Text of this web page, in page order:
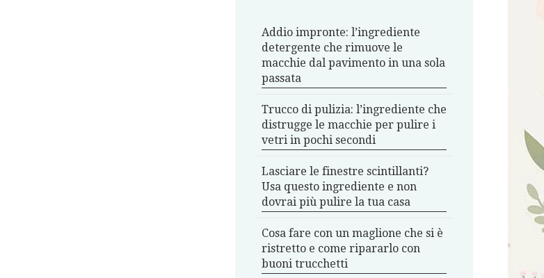
Addio impronte: l’ingrediente
detergente che rimuove le
macchie dal pavimento in una sola
passata
Trucco di pulizia: l’ingrediente che
distrugge le macchie per pulire i
vetri in pochi secondi
Lasciare le finestre scintillanti?
Usa questo ingrediente e non
dovrai più pulire la tua casa
Cosa fare con un maglione che si è
ristretto e come ripararlo con
buoni trucchetti